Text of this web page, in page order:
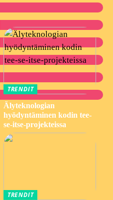
TRENDIT
Älyteknologian
hyödyntäminen kodin tee-
se-itse-projekteissa
TRENDIT